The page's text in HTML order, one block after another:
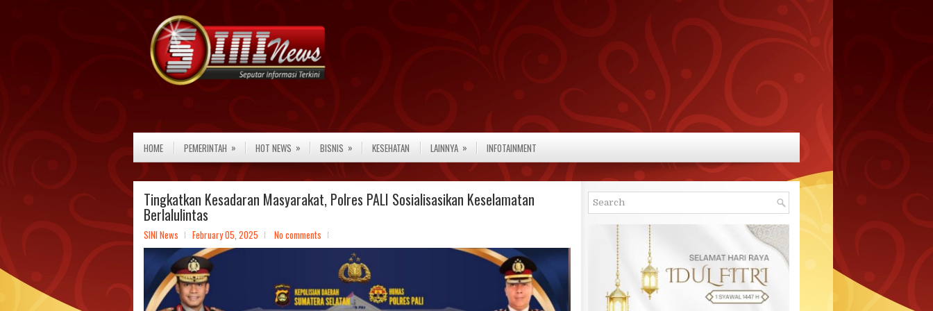
HOME PEMERINTAH » HOT NEWS » BISNIS » KESEHATAN LAINNYA » INFOTAINMENT
Tingkatkan Kesadaran Masyarakat, Polres PALI Sosialisasikan Keselamatan
Berlalulintas
SINI News February 05, 2025 No comments